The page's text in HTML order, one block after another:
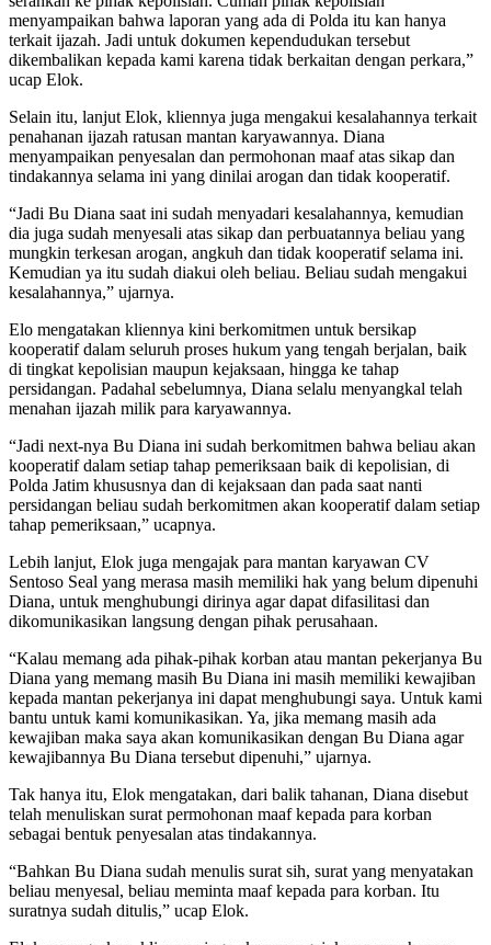
menyampaikan bahwa laporan yang ada di Polda itu kan hanya
terkait ijazah. Jadi untuk dokumen kependudukan tersebut
dikembalikan kepada kami karena tidak berkaitan dengan perkara,”
ucap Elok.
Selain itu, lanjut Elok, kliennya juga mengakui kesalahannya terkait
penahanan ijazah ratusan mantan karyawannya. Diana
menyampaikan penyesalan dan permohonan maaf atas sikap dan
tindakannya selama ini yang dinilai arogan dan tidak kooperatif.
“Jadi Bu Diana saat ini sudah menyadari kesalahannya, kemudian
dia juga sudah menyesali atas sikap dan perbuatannya beliau yang
mungkin terkesan arogan, angkuh dan tidak kooperatif selama ini.
Kemudian ya itu sudah diakui oleh beliau. Beliau sudah mengakui
kesalahannya,” ujarnya.
Elo mengatakan kliennya kini berkomitmen untuk bersikap
kooperatif dalam seluruh proses hukum yang tengah berjalan, baik
di tingkat kepolisian maupun kejaksaan, hingga ke tahap
persidangan. Padahal sebelumnya, Diana selalu menyangkal telah
menahan ijazah milik para karyawannya.
“Jadi next-nya Bu Diana ini sudah berkomitmen bahwa beliau akan
kooperatif dalam setiap tahap pemeriksaan baik di kepolisian, di
Polda Jatim khususnya dan di kejaksaan dan pada saat nanti
persidangan beliau sudah berkomitmen akan kooperatif dalam setiap
tahap pemeriksaan,” ucapnya.
Lebih lanjut, Elok juga mengajak para mantan karyawan CV
Sentoso Seal yang merasa masih memiliki hak yang belum dipenuhi
Diana, untuk menghubungi dirinya agar dapat difasilitasi dan
dikomunikasikan langsung dengan pihak perusahaan.
“Kalau memang ada pihak-pihak korban atau mantan pekerjanya Bu
Diana yang memang masih Bu Diana ini masih memiliki kewajiban
kepada mantan pekerjanya ini dapat menghubungi saya. Untuk kami
bantu untuk kami komunikasikan. Ya, jika memang masih ada
kewajiban maka saya akan komunikasikan dengan Bu Diana agar
kewajibannya Bu Diana tersebut dipenuhi,” ujarnya.
Tak hanya itu, Elok mengatakan, dari balik tahanan, Diana disebut
telah menuliskan surat permohonan maaf kepada para korban
sebagai bentuk penyesalan atas tindakannya.
“Bahkan Bu Diana sudah menulis surat sih, surat yang menyatakan
beliau menyesal, beliau meminta maaf kepada para korban. Itu
suratnya sudah ditulis,” ucap Elok.